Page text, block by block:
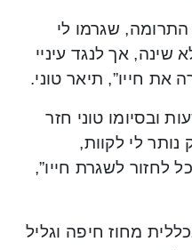
שגרמו לי
שינה, אך לנגד עיניי
חייו”, תיאר טוני.
ובסיומו טוני חזר
לי לקוות,
לחזור לשגרת חייו”,
מחוז חיפה וגליל